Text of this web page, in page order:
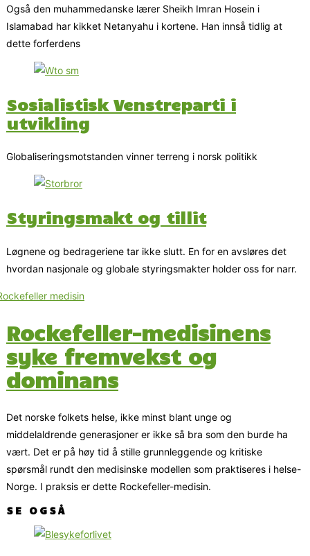
Også den muhammedanske lærer Sheikh Imran Hosein i
Islamabad har kikket Netanyahu i kortene. Han innså tidlig at
dette forferdens
Sosialistisk Venstreparti i
utvikling
Globaliseringsmotstanden vinner terreng i norsk politikk
Styringsmakt og tillit
Løgnene og bedrageriene tar ikke slutt. En for en avsløres det
hvordan nasjonale og globale styringsmakter holder oss for narr.
Rockefeller-medisinens
syke fremvekst og
dominans
Det norske folkets helse, ikke minst blant unge og
middelaldrende generasjoner er ikke så bra som den burde ha
vært. Det er på høy tid å stille grunnleggende og kritiske
spørsmål rundt den medisinske modellen som praktiseres i helse-
Norge. I praksis er dette Rockefeller-medisin.
SE OGSÅ